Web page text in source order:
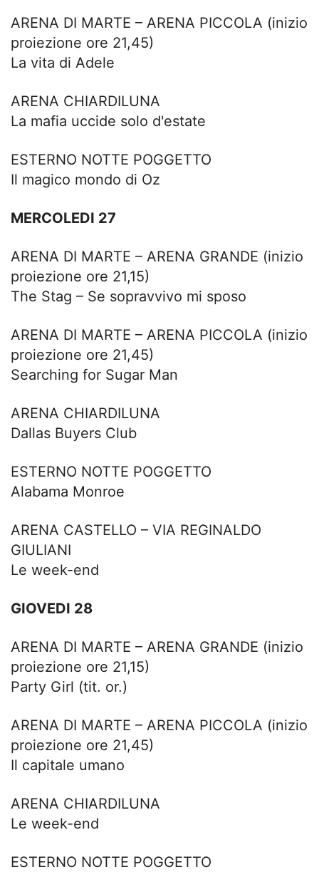
ARENA DI MARTE – ARENA PICCOLA (inizio
proiezione ore 21,45)
La vita di Adele
ARENA CHIARDILUNA
La mafia uccide solo d'estate
ESTERNO NOTTE POGGETTO
Il magico mondo di Oz
MERCOLEDI 27
ARENA DI MARTE – ARENA GRANDE (inizio
proiezione ore 21,15)
The Stag – Se sopravvivo mi sposo
ARENA DI MARTE – ARENA PICCOLA (inizio
proiezione ore 21,45)
Searching for Sugar Man
ARENA CHIARDILUNA
Dallas Buyers Club
ESTERNO NOTTE POGGETTO
Alabama Monroe
ARENA CASTELLO – VIA REGINALDO
GIULIANI
Le week-end
GIOVEDI 28
ARENA DI MARTE – ARENA GRANDE (inizio
proiezione ore 21,15)
Party Girl (tit. or.)
ARENA DI MARTE – ARENA PICCOLA (inizio
proiezione ore 21,45)
Il capitale umano
ARENA CHIARDILUNA
Le week-end
ESTERNO NOTTE POGGETTO